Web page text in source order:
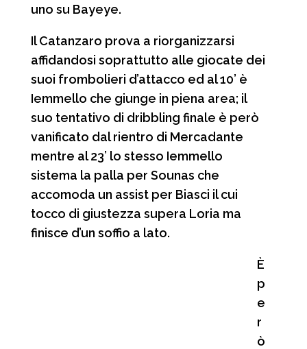
uno su Bayeye.
Il Catanzaro prova a riorganizzarsi
affidandosi soprattutto alle giocate dei
suoi frombolieri d’attacco ed al 10’ è
Iemmello che giunge in piena area; il
suo tentativo di dribbling finale è però
vanificato dal rientro di Mercadante
mentre al 23’ lo stesso Iemmello
sistema la palla per Sounas che
accomoda un assist per Biasci il cui
tocco di giustezza supera Loria ma
finisce d’un soffio a lato.
È
p
e
r
ò